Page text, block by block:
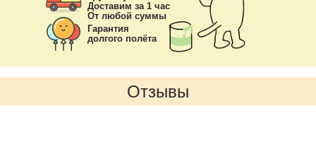
Доставим за 1 час
От любой суммы
Гарантия
долгого полёта
Отзывы